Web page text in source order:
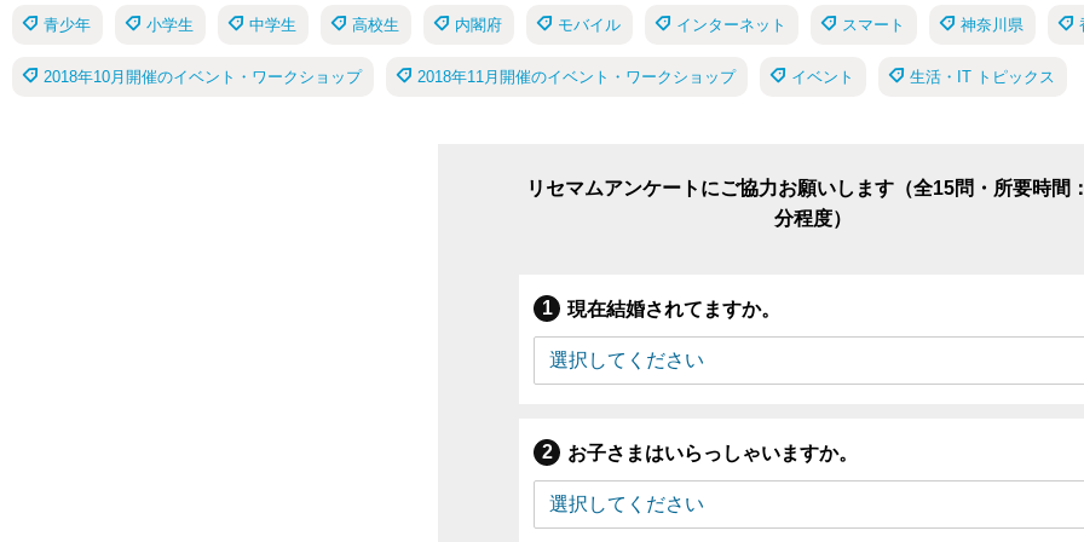
青少年 小学生 中学生 高校生 内閣府 モバイル インターネット スマート 神奈川県
2018年10月開催のイベント・ワークショップ 2018年11月開催のイベント・ワークショップ イベント 生活・IT トピックス
リセマムアンケートにご協力お願いします（全15問・所要時間
分程度）
現在結婚されてますか。
お子さまはいらっしゃいますか。